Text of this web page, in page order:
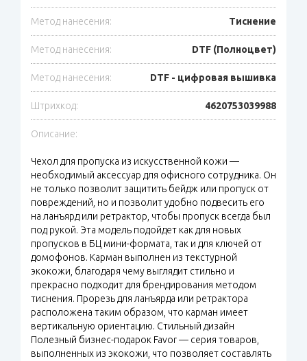
Метод нанесения: Тиснение
Метод нанесения: DTF (Полноцвет)
Метод нанесения: DTF - цифровая вышивка
Штрихкод: 4620753039988
Описание:
Чехол для пропуска из искусственной кожи —
необходимый аксессуар для офисного сотрудника. Он
не только позволит защитить бейдж или пропуск от
повреждений, но и позволит удобно подвесить его
на ланъярд или ретрактор, чтобы пропуск всегда был
под рукой. Эта модель подойдет как для новых
пропусков в БЦ мини-формата, так и для ключей от
домофонов. Карман выполнен из текстурной
экокожи, благодаря чему выглядит стильно и
прекрасно подходит для брендирования методом
тиснения. Прорезь для ланъярда или ретрактора
расположена таким образом, что карман имеет
вертикальную ориентацию. Стильный дизайн
Полезный бизнес-подарок Favor — серия товаров,
выполненных из экокожи, что позволяет составлять